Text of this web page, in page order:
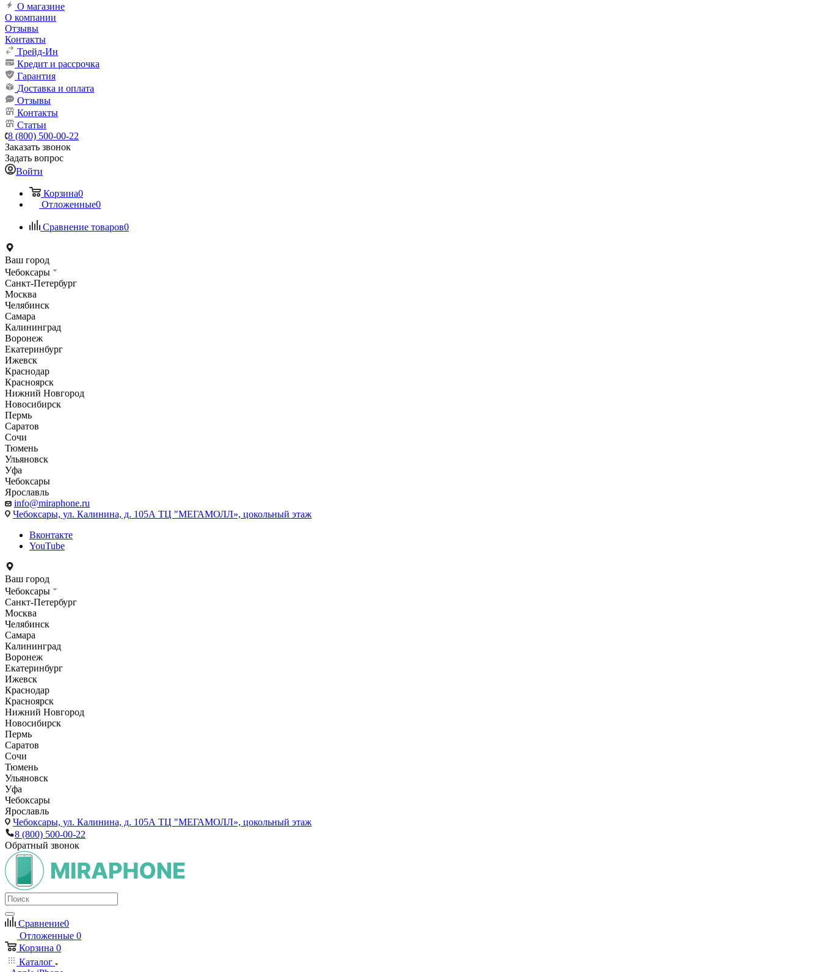
О магазине
О компании
Отзывы
Контакты
Трейд-Ин
Кредит и рассрочка
Гарантия
Доставка и оплата
Отзывы
Контакты
Статьи
8 (800) 500-00-22
Заказать звонок
Задать вопрос
Войти
Корзина0
Отложенные0
Сравнение товаров0
Ваш город
Чебоксары
Санкт-Петербург
Москва
Челябинск
Самара
Калининград
Воронеж
Екатеринбург
Ижевск
Краснодар
Красноярск
Нижний Новгород
Новосибирск
Пермь
Саратов
Сочи
Тюмень
Ульяновск
Уфа
Чебоксары
Ярославль
info@miraphone.ru
Чебоксары, ул. Калинина, д. 105А ТЦ "МЕГАМОЛЛ», цокольный этаж
Вконтакте
YouTube
Ваш город
Чебоксары
Санкт-Петербург
Москва
Челябинск
Самара
Калининград
Воронеж
Екатеринбург
Ижевск
Краснодар
Красноярск
Нижний Новгород
Новосибирск
Пермь
Саратов
Сочи
Тюмень
Ульяновск
Уфа
Чебоксары
Ярославль
Чебоксары, ул. Калинина, д. 105А ТЦ "МЕГАМОЛЛ», цокольный этаж
8 (800) 500-00-22
Обратный звонок
Сравнение0
Отложенные 0
Корзина 0
Каталог